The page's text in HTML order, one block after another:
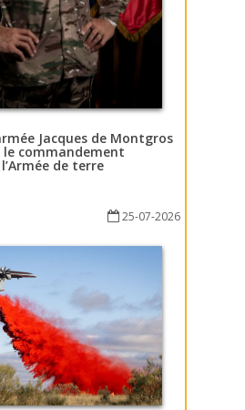
Jacques de Montgros
le commandement
de terre
25-07-2026